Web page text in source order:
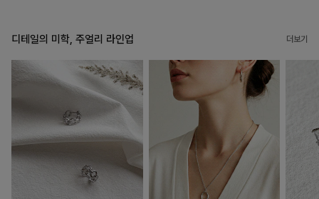
디테일의 미학, 주얼리 라인업 더보기